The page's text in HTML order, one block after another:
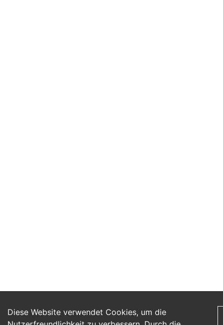
Diese Website verwendet Cookies, um die